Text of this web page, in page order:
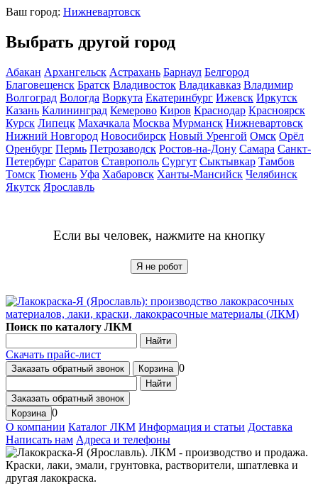
Ваш город: Нижневартовск
Выбрать другой город
Абакан Архангельск Астрахань Барнаул Белгород
Благовещенск Братск Владивосток Владикавказ Владимир
Волгоград Вологда Воркута Екатеринбург Ижевск Иркутск
Казань Калининград Кемерово Киров Краснодар Красноярск
Курск Липецк Махачкала Москва Мурманск Нижневартовск
Нижний Новгород Новосибирск Новый Уренгой Омск Орёл
Оренбург Пермь Петрозаводск Ростов-на-Дону Самара Санкт-
Петербург Саратов Ставрополь Сургут Сыктывкар Тамбов
Томск Тюмень Уфа Хабаровск Ханты-Мансийск Челябинск
Якутск Ярославль
Если вы человек, нажмите на кнопку
Я не робот
Поиск по каталогу ЛКМ
Найти
Скачать прайс-лист
Заказать обратный звонок Корзина 0
Найти
Заказать обратный звонок
Корзина 0
О компании Каталог ЛКМ Информация и статьи Доставка
Написать нам Адреса и телефоны